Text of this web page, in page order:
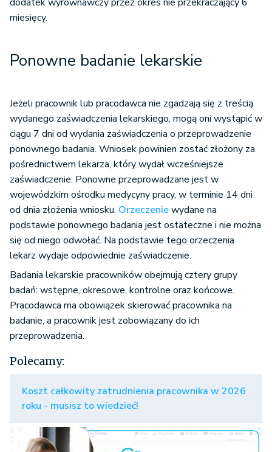
miesięcy.
Ponowne badanie lekarskie
Jeżeli pracownik lub pracodawca nie zgadzają się z treścią
wydanego zaświadczenia lekarskiego, mogą oni wystąpić w
ciągu 7 dni od wydania zaświadczenia o przeprowadzenie
ponownego badania. Wniosek powinien zostać złożony za
pośrednictwem lekarza, który wydał wcześniejsze
zaświadczenie. Ponowne przeprowadzane jest w
wojewódzkim ośrodku medycyny pracy, w terminie 14 dni
od dnia złożenia wniosku. Orzeczeniewydane na
podstawie ponownego badania jest ostateczne i nie można
się od niego odwołać. Na podstawie tego orzeczenia
lekarz wydaje odpowiednie zaświadczenie.
Badania lekarskie pracowników obejmują cztery grupy
badań: wstępne, okresowe, kontrolne oraz końcowe.
Pracodawca ma obowiązek skierować pracownika na
badanie, a pracownik jest zobowiązany do ich
przeprowadzenia.
Polecamy:
Koszt całkowity zatrudnienia pracownika w 2026
roku - musisz to wiedzieć!